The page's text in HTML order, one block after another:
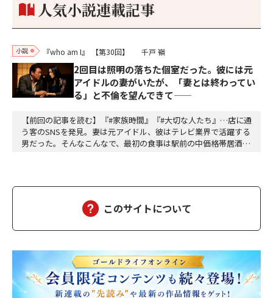
人気小説連載記事
小説 『who am I』 【第30回】 千戸 嶺
2回目は照明の落ちた個室だった。彼には元
アイドルの妻がいたが、「妻とは終わってい
る」と不倫を望んできて——
【前回の記事を読む】『#家族時間』『#大切な人たち』…店に通
う客のSNSを発見。妻は元アイドル、彼はテレビ業界で活躍する
男だった。そんなこんなで、最初の食事は駅前の中価格帯居酒屋
い。怖いのは無計算な人間だ。衝動で動く馬鹿と、…
このサイトについて